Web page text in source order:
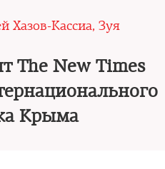
Хазов-Кассиа, Зуя
The New Times
Крыма